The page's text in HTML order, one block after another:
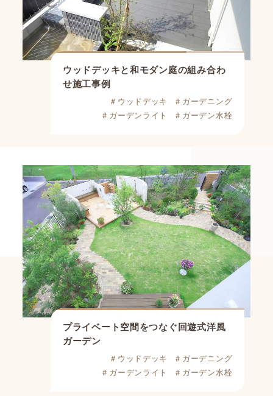
ウッドデッキと和モダン庭の組み合わ
せ施工事例
＃ウッドデッキ
＃ガーデニング
＃ガーデンライト
＃ガーデン水栓
プライベート空間をつなぐ回遊式洋風
ガーデン
＃ウッドデッキ
＃ガーデニング
＃ガーデンライト
＃ガーデン水栓